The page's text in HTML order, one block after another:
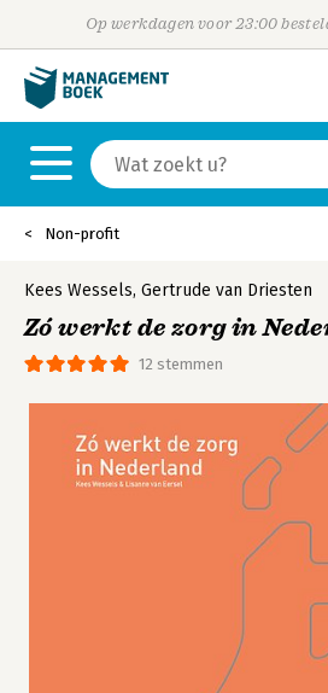
Op werkdagen voor 23:00
Non-profit
12 stemmen
Kees Wessels, Gertrude van Driesten
Zó werkt de zorg in